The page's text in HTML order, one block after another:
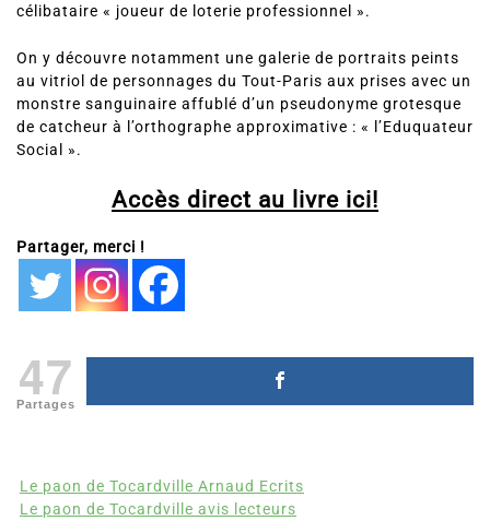
célibataire « joueur de loterie professionnel ».
On y découvre notamment une galerie de portraits peints
au vitriol de personnages du Tout-Paris aux prises avec un
monstre sanguinaire affublé d’un pseudonyme grotesque
de catcheur à l’orthographe approximative : « l’Eduquateur
Social ».
Accès direct au livre ici!
Partager, merci !
47
Partages
Le paon de Tocardville Arnaud Ecrits
Le paon de Tocardville avis lecteurs